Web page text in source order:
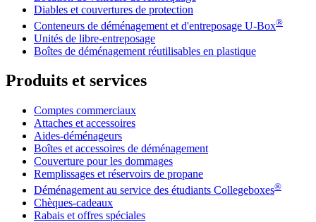
Diables et couvertures de protection
Conteneurs de déménagement et d'entreposage U-Box®
Unités de libre-entreposage
Boîtes de déménagement réutilisables en plastique
Produits et services
Comptes commerciaux
Attaches et accessoires
Aides-déménageurs
Boîtes et accessoires de déménagement
Couverture pour les dommages
Remplissages et réservoirs de propane
Déménagement au service des étudiants Collegeboxes®
Chèques-cadeaux
Rabais et offres spéciales